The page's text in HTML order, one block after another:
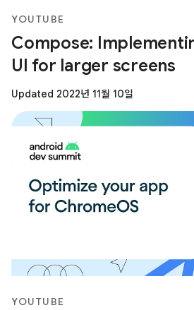
YOUTUBE
Compose:
UI for larger screens
Updated 2022년 11월 10일
YOUTUBE